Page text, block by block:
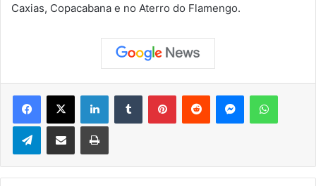
Caxias, Copacabana e no Aterro do Flamengo.
Telegram